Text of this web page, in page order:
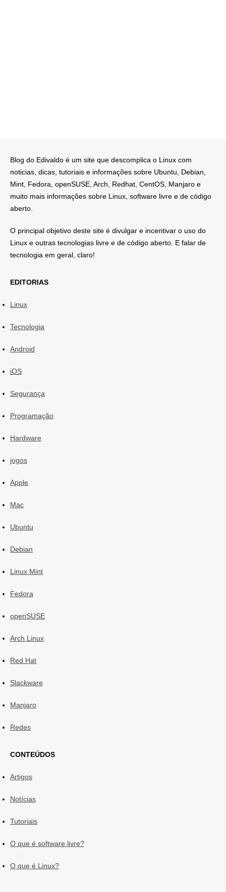
Blog do Edivaldo é um site que descomplica o Linux com
noticias, dicas, tutoriais e informações sobre Ubuntu, Debian,
Mint, Fedora, openSUSE, Arch, Redhat, CentOS, Manjaro e
muito mais informações sobre Linux, software livre e de código
aberto.
O principal objetivo deste site é divulgar e incentivar o uso do
Linux e outras tecnologias livre e de código aberto. E falar de
tecnologia em geral, claro!
EDITORIAS
Linux
Tecnologia
Android
iOS
Segurança
Programação
Hardware
jogos
Apple
Mac
Ubuntu
Debian
Linux Mint
Fedora
openSUSE
Arch Linux
Red Hat
Slackware
Manjaro
Redes
CONTEÚDOS
Artigos
Notícias
Tutoriais
O que é software livre?
O que é Linux?